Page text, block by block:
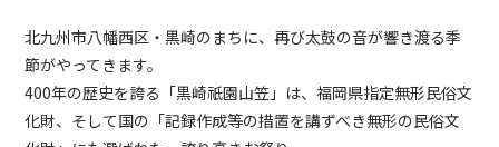
北九州市八幡西区・黒崎のまちに、再び太鼓の音が響き渡る季
節がやってきます。
400年の歴史を誇る「黒崎祇園山笠」は、福岡県指定無形民俗文
化財、そして国の「記録作成等の措置を講ずべき無形の民俗文